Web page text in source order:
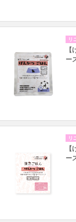
リ
ー
リ
ー